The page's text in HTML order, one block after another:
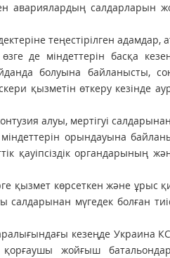
авария­лардың салдарларын
теңестірілген адамдар,
де мiндеттерiн басқа
болуына байланысты,
қызметiн өткеру кезiнде
алуы, мертігуі
орындауына
қауіпсіздік органдарының
қызмет көрсеткен және
салдарынан мүгедек болған
кезеңде Украина
жойғыш